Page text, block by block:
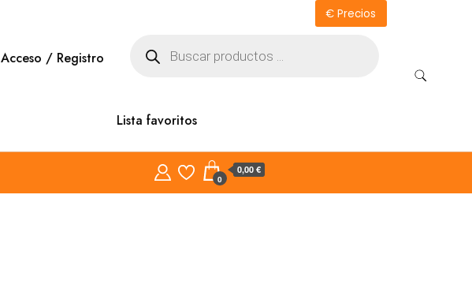
€ Precios
Acceso / Registro productos
Lista favoritos
0
0,00 €